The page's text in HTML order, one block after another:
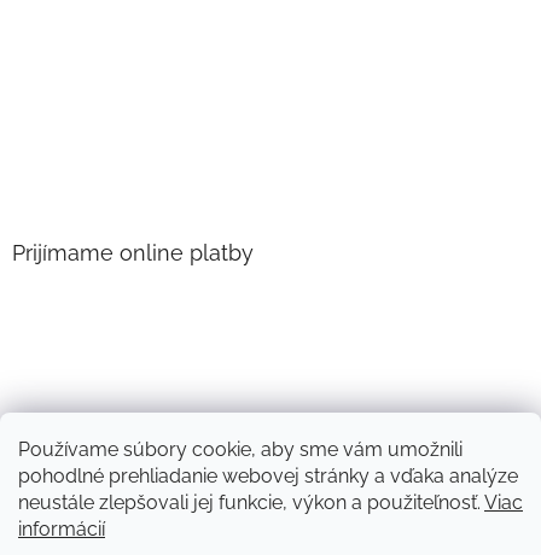
Používame súbory cookie, aby sme vám umožnili
pohodlné prehliadanie webovej stránky a vďaka analýze
neustále zlepšovali jej funkcie, výkon a použiteľnosť. Viac
informácií
Prijímame online platby